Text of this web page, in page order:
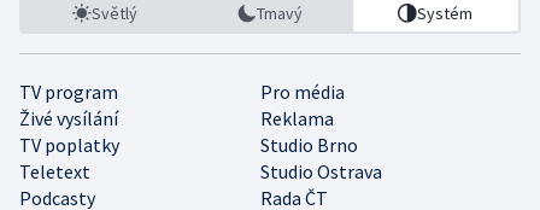
Světlý Tmavý Systém
TV program
Pro média
Živé vysílání
Reklama
TV poplatky
Studio Brno
Teletext
Studio Ostrava
Podcasty
Rada ČT